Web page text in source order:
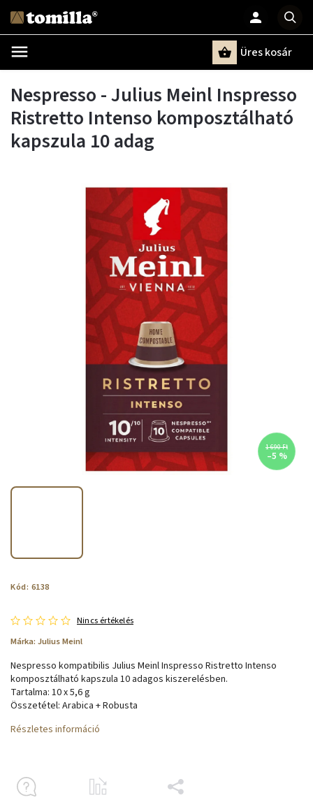
Üres kosár
Nespresso - Julius Meinl Inspresso
Ristretto Intenso komposztálható
kapszula 10 adag
1 690 Ft
–5 %
Kód: 6138
Nincs értékelés
Márka: Julius Meinl
Nespresso kompatibilis Julius Meinl Inspresso Ristretto Intenso
komposztálható kapszula 10 adagos kiszerelésben.
Tartalma: 10 x 5,6 g
Összetétel: Arabica + Robusta
Részletes információ